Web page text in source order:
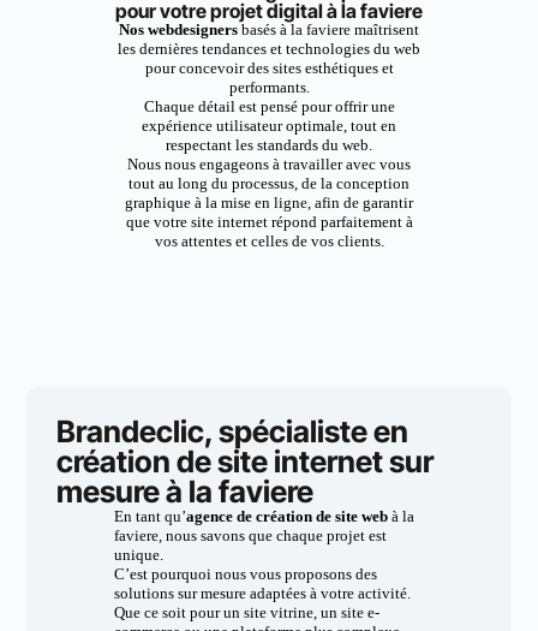
pour votre projet digital à la faviere
Nos webdesigners basés à la faviere maîtrisent
les dernières tendances et technologies du web
pour concevoir des sites esthétiques et
performants.
Chaque détail est pensé pour offrir une
expérience utilisateur optimale, tout en
respectant les standards du web.
Nous nous engageons à travailler avec vous
tout au long du processus, de la conception
graphique à la mise en ligne, afin de garantir
que votre site internet répond parfaitement à
vos attentes et celles de vos clients.
Brandeclic, spécialiste en
création de site internet sur
mesure à la faviere
En tant qu’agence de création de site webà la
faviere, nous savons que chaque projet est
unique.
C’est pourquoi nous vous proposons des
solutions sur mesure adaptées à votre activité.
Que ce soit pour un site vitrine, un site e-